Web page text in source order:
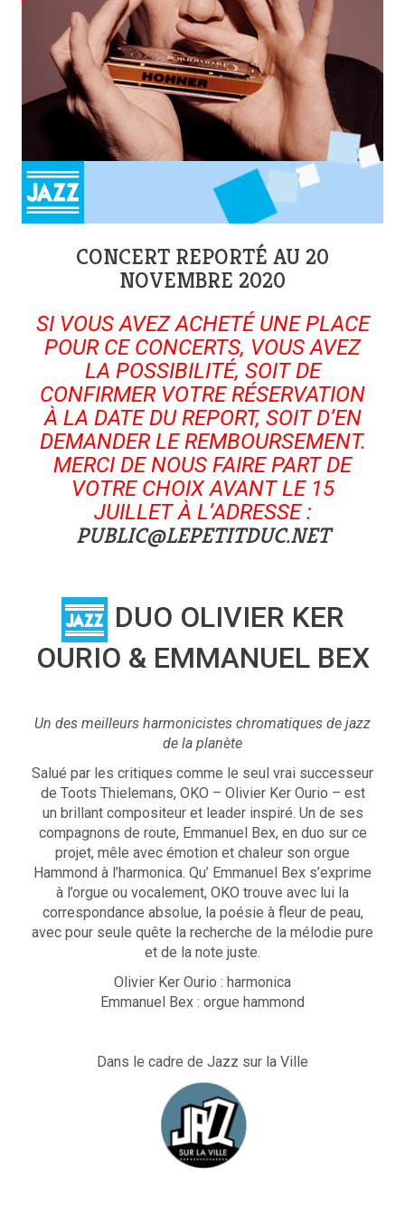
CONCERT REPORTÉ AU 20
NOVEMBRE 2020
SI VOUS AVEZ ACHETÉ UNE PLACE
POUR CE CONCERTS, VOUS AVEZ
LA POSSIBILITÉ, SOIT DE
CONFIRMER VOTRE RÉSERVATION
À LA DATE DU REPORT, SOIT D’EN
DEMANDER LE REMBOURSEMENT.
MERCI DE NOUS FAIRE PART DE
VOTRE CHOIX AVANT LE 15
JUILLET À L’ADRESSE :
PUBLIC@LEPETITDUC.NET
DUO OLIVIER KER
OURIO & EMMANUEL BEX
Un des meilleurs harmonicistes chromatiques de jazz
de la planète
Salué par les critiques comme le seul vrai successeur
de Toots Thielemans, OKO – Olivier Ker Ourio – est
un brillant compositeur et leader inspiré. Un de ses
compagnons de route, Emmanuel Bex, en duo sur ce
projet, mêle avec émotion et chaleur son orgue
Hammond à l’harmonica. Qu’ Emmanuel Bex s’exprime
à l’orgue ou vocalement, OKO trouve avec lui la
correspondance absolue, la poésie à fleur de peau,
avec pour seule quête la recherche de la mélodie pure
et de la note juste.
Olivier Ker Ourio : harmonica
Emmanuel Bex : orgue hammond
Dans le cadre de Jazz sur la Ville